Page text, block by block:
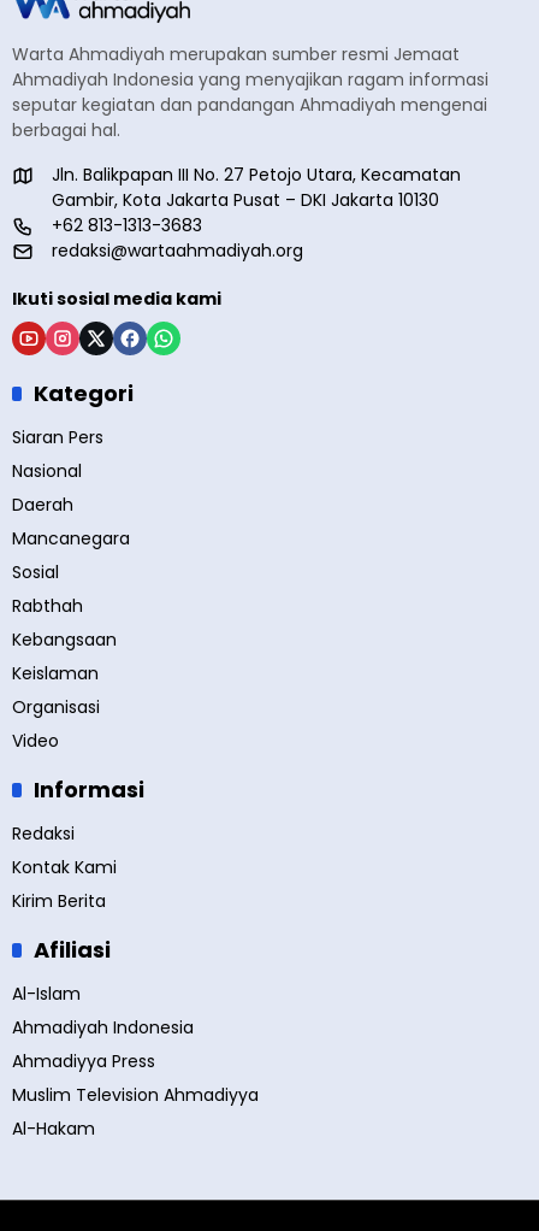
Warta Ahmadiyah merupakan sumber resmi Jemaat
Ahmadiyah Indonesia yang menyajikan ragam informasi
seputar kegiatan dan pandangan Ahmadiyah mengenai
berbagai hal.
Jln. Balikpapan III No. 27 Petojo Utara, Kecamatan
Gambir, Kota Jakarta Pusat – DKI Jakarta 10130
+62 813-1313-3683
redaksi@wartaahmadiyah.org
Ikuti sosial media kami
Kategori
Siaran Pers
Nasional
Daerah
Mancanegara
Sosial
Rabthah
Kebangsaan
Keislaman
Organisasi
Video
Informasi
Redaksi
Kontak Kami
Kirim Berita
Afiliasi
Al-Islam
Ahmadiyah Indonesia
Ahmadiyya Press
Muslim Television Ahmadiyya
Al-Hakam